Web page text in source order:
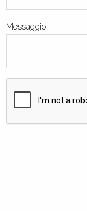
Messaggio